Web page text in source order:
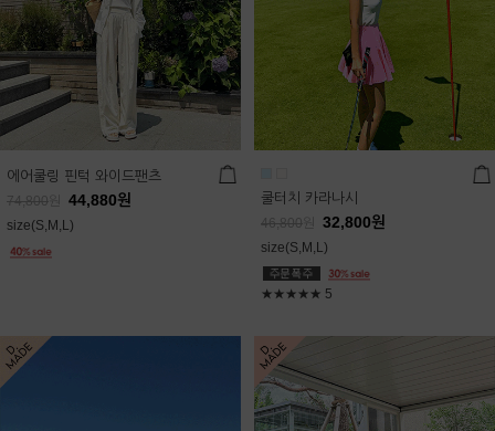
에어쿨링 핀턱 와이드팬츠
74,800 44,880원
size(S,M,L)
쿨터치 카라나시
46,800 32,800원
size(S,M,L)
★★★★★ 5